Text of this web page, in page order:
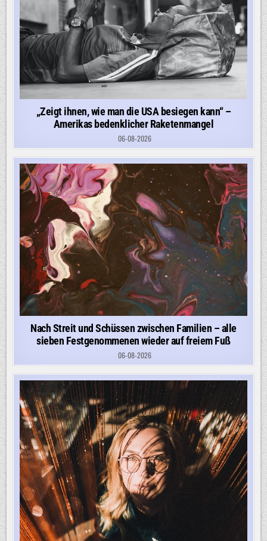
„Zeigt ihnen, wie man die USA besiegen kann“ –
Amerikas bedenklicher Raketenmangel
06-08-2026
Nach Streit und Schüssen zwischen Familien – alle
sieben Festgenommenen wieder auf freiem Fuß
06-08-2026